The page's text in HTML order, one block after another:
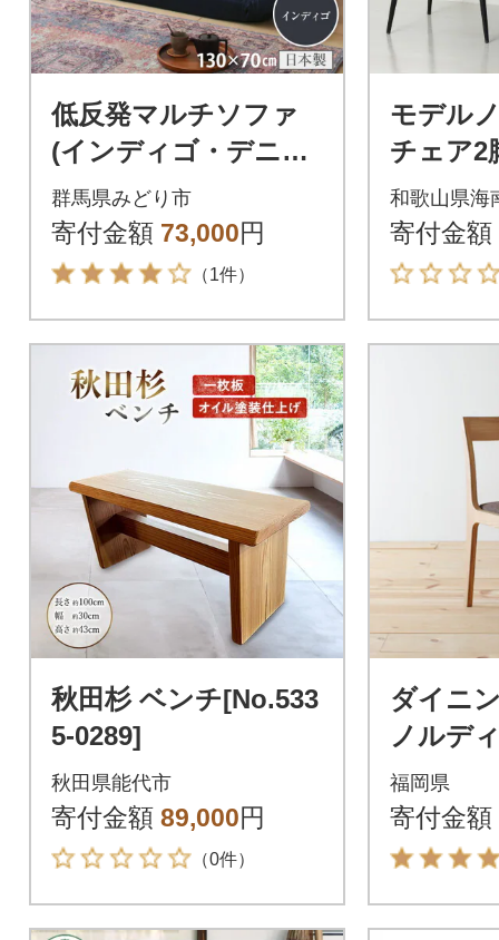
低反発マルチソファ
(インディゴ・デニム
生地)【a057】
群馬県みどり市
寄付金額 73,000円
（1件）
モデル
チェア2
和歌山県海
寄付金額
秋田杉 ベンチ[No.533
5-0289]
秋田県能代市
寄付金額 89,000円
（0件）
ダイニ
ノルデ
無垢材
ン 辻製
福岡県
寄付金額